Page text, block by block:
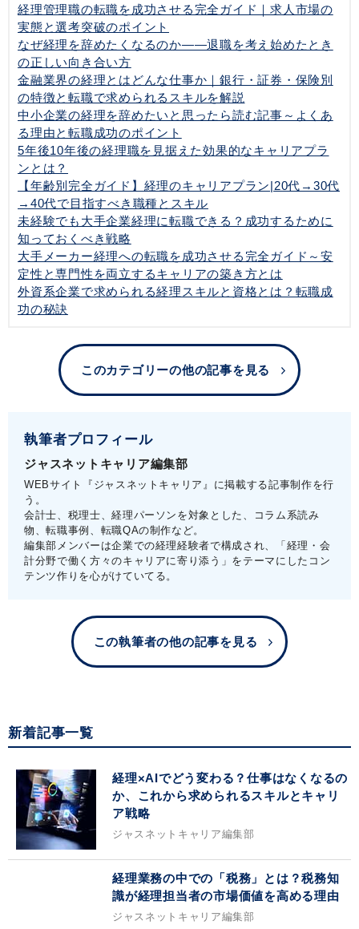
経理管理職の転職を成功させる完全ガイド｜求人市場の
実態と選考突破のポイント
なぜ経理を辞めたくなるのか——退職を考え始めたとき
の正しい向き合い方
金融業界の経理とはどんな仕事か｜銀行・証券・保険別
の特徴と転職で求められるスキルを解説
中小企業の経理を辞めたいと思ったら読む記事～よくあ
る理由と転職成功のポイント
5年後10年後の経理職を見据えた効果的なキャリアプラ
ンとは？
【年齢別完全ガイド】経理のキャリアプラン|20代→30代
→40代で目指すべき職種とスキル
未経験でも大手企業経理に転職できる？成功するために
知っておくべき戦略
大手メーカー経理への転職を成功させる完全ガイド～安
定性と専門性を両立するキャリアの築き方とは
外資系企業で求められる経理スキルと資格とは？転職成
功の秘訣
このカテゴリーの他の記事を見る
執筆者プロフィール
ジャスネットキャリア編集部
WEBサイト『ジャスネットキャリア』に掲載する記事制作を行
う。
会計士、税理士、経理パーソンを対象とした、コラム系読み
物、転職事例、転職QAの制作など。
編集部メンバーは企業での経理経験者で構成され、「経理・会
計分野で働く方々のキャリアに寄り添う」をテーマにしたコン
テンツ作りを心がけていてる。
この執筆者の他の記事を見る
新着記事一覧
経理×AIでどう変わる？仕事はなくなるの
か、これから求められるスキルとキャリ
ア戦略
ジャスネットキャリア編集部
経理業務の中での「税務」とは？税務知
識が経理担当者の市場価値を高める理由
ジャスネットキャリア編集部